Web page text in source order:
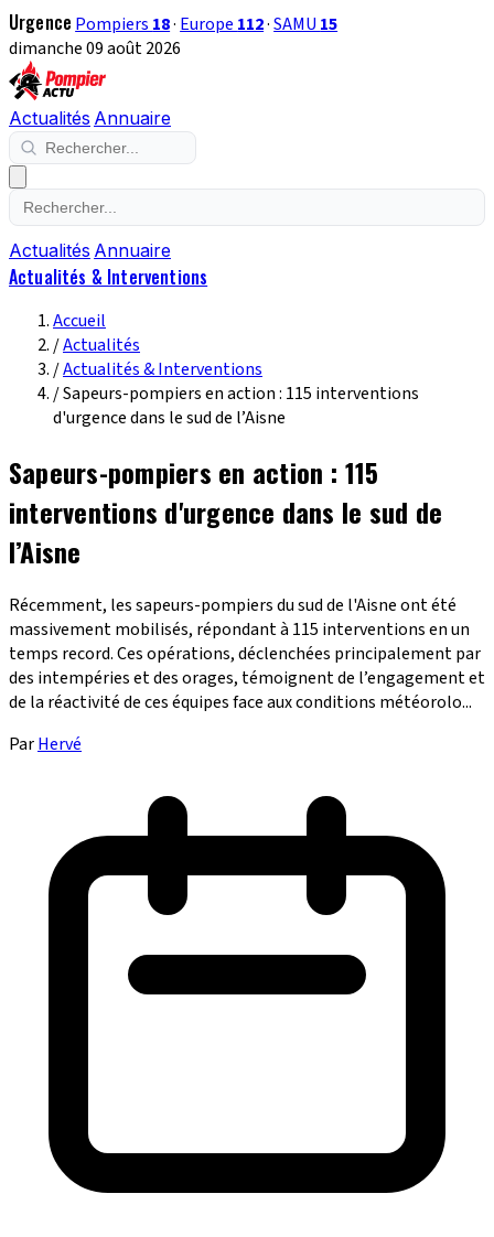
Urgence Pompiers 18· Europe 112·SAMU 15
dimanche 09 août 2026
Actualités Annuaire
Actualités Annuaire
Actualités & Interventions
Accueil
/Actualités
/Actualités & Interventions
/Sapeurs-pompiers en action : 115 interventions
d'urgence dans le sud de l’Aisne
Sapeurs-pompiers en action : 115
interventions d'urgence dans le sud de
l’Aisne
Récemment, les sapeurs-pompiers du sud de l'Aisne ont été
massivement mobilisés, répondant à 115 interventions en un
temps record. Ces opérations, déclenchées principalement par
des intempéries et des orages, témoignent de l’engagement et
de la réactivité de ces équipes face aux conditions météorolo...
ParHervé